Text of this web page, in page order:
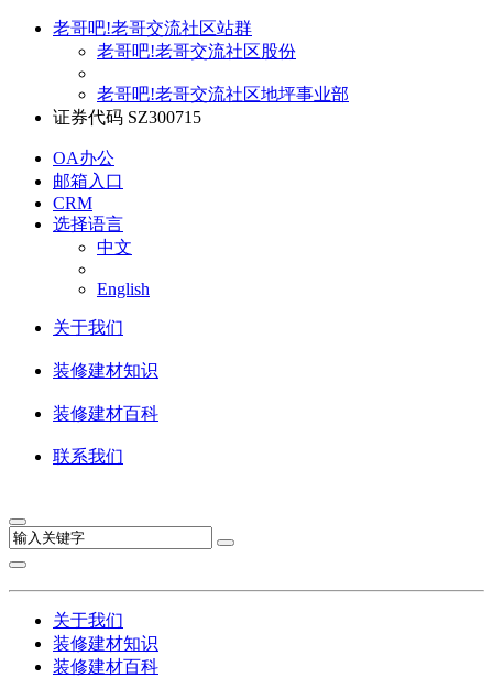
老哥吧!老哥交流社区站群
老哥吧!老哥交流社区股份
老哥吧!老哥交流社区地坪事业部
证券代码 SZ300715
OA办公
邮箱入口
CRM
选择语言
中文
English
关于我们
装修建材知识
装修建材百科
联系我们
关于我们
装修建材知识
装修建材百科